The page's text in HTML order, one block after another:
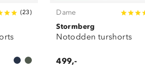
(23) Dame
Stormberg
Notodden turshorts
499,-